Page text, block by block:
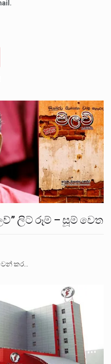
ලිට් රූම් – සූම් වෙත
කර…